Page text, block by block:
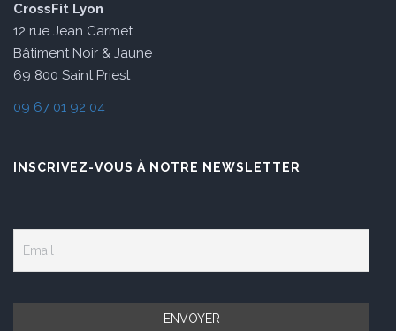
CrossFit Lyon
12 rue Jean Carmet
Bâtiment Noir & Jaune
69 800 Saint Priest
09 67 01 92 04
INSCRIVEZ-VOUS À NOTRE NEWSLETTER